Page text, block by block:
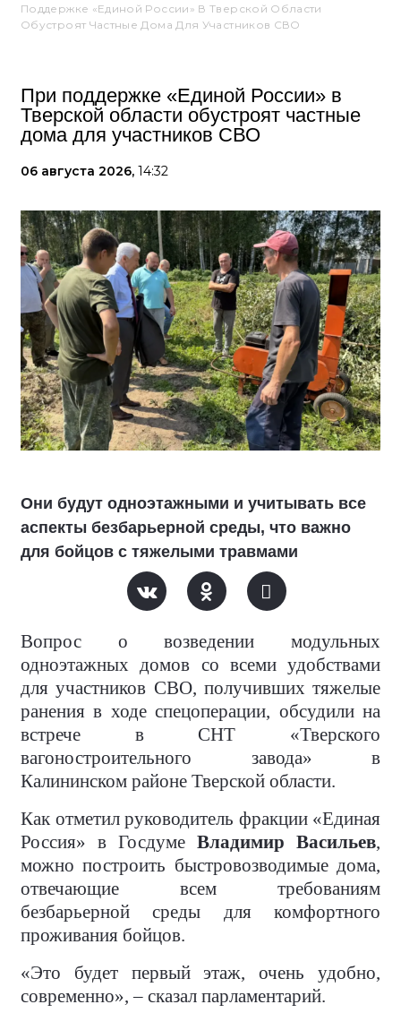
Поддержке «Единой России» В Тверской Области
Обустроят Частные Дома Для Участников СВО
При поддержке «Единой России» в
Тверской области обустроят частные
дома для участников СВО
06 августа 2026, 14:32
Они будут одноэтажными и учитывать все
аспекты безбарьерной среды, что важно
для бойцов с тяжелыми травмами
Вопрос о возведении модульных
одноэтажных домов со всеми удобствами
для участников СВО, получивших тяжелые
ранения в ходе спецоперации, обсудили на
встрече в СНТ «Тверского
вагоностроительного завода» в
Калининском районе Тверской области.
Как отметил руководитель фракции «Единая
Россия» в Госдуме Владимир Васильев,
можно построить быстровозводимые дома,
отвечающие всем требованиям
безбарьерной среды для комфортного
проживания бойцов.
«Это будет первый этаж, очень удобно,
современно», – сказал парламентарий.